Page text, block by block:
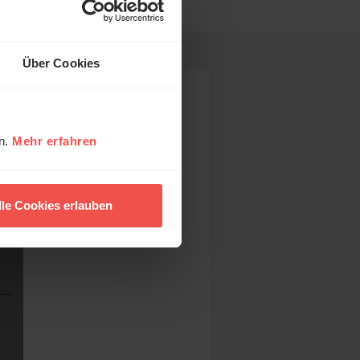
Über Cookies
Mehr erfahren
Cookies erlauben